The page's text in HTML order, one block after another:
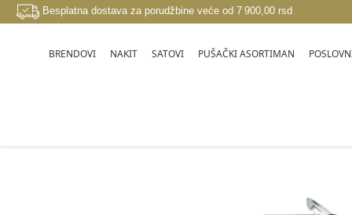
Besplatna dostava za porudžbine veće od 7 900,00 rsd
BRENDOVI NAKIT SATOVI PUŠAČKI ASORTIMAN